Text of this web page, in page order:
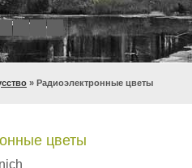
8
» Радиоэлектронные цветы
цветы